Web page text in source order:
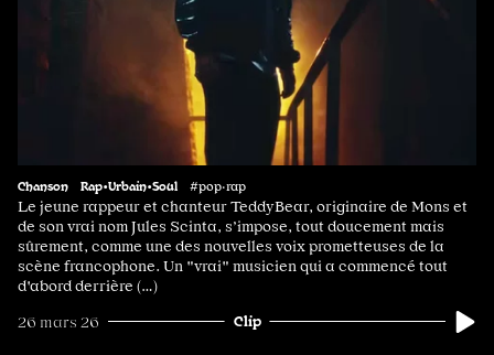
Chanson Rap•Urbain•Soul #pop·rap
Le jeune rappeur et chanteur TeddyBear, originaire de Mons et
de son vrai nom Jules Scinta, s’impose, tout doucement mais
sûrement, comme une des nouvelles voix prometteuses de la
scène francophone. Un "vrai" musicien qui a commencé tout
d'abord derrière (…)
26 mars 26 Clip